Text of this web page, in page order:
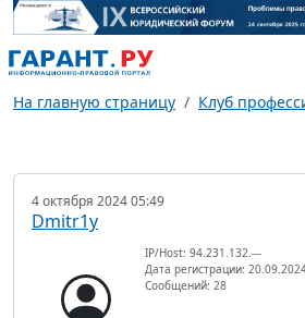
На главную страницу Клуб
4 октября 2024 05:49
Dmitr1y
IP/Host: 94.231.132.---
Дата регистрации:
Сообщений: 28